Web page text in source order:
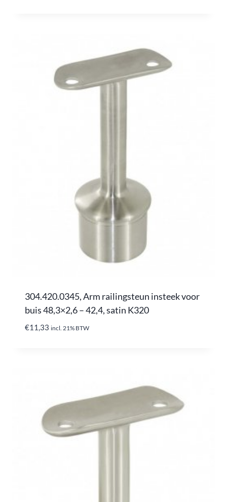
304.420.0345, Arm railingsteun insteek voor
buis 48,3×2,6 – 42,4, satin K320
€11,33 incl. 21% BTW